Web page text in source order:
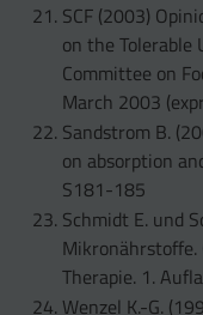
SCF (2003)
on the Tolerable
Committee on
March 2003
Sandstrom B.
on absorption
S181-185
Schmidt E. und
Therapie. 1.
Wenzel K.-G.